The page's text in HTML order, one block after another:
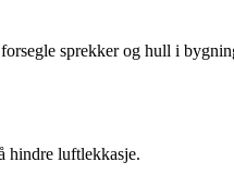
sprekker og hull i
hindre luftlekkasje.